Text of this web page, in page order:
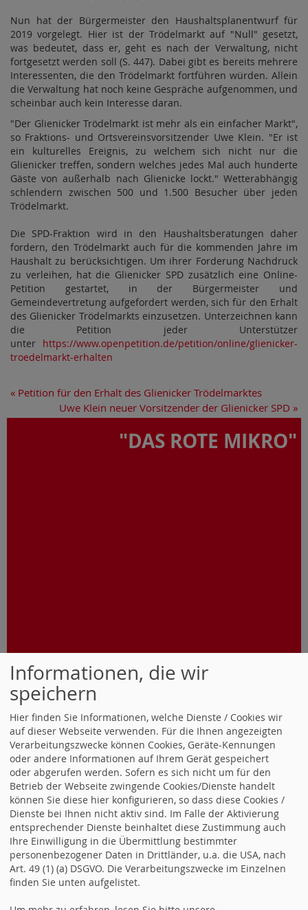
Nun hat der Bürgermeister den Haushaltsplanentwurf für
2019 vorgelegt. Hier ist der Trödelmarkt auf "Null" gesetzt,
was bedeutet, dass er, geht es nach der Verwaltung, nicht
fortgesetzt werden soll (S. 447). Dabei gibt es bereits mehrere
Interessenten, die den Trödelmarkt fortführen würden. Allein
die Verwaltung hat noch keine Gespräche aufgenommen, und
scheinbar auch kein Interesse daran.
"Der Glienicker Trödelmarkt ist mehr als ein einfacher Markt",
so Fraktions- und Ortsvereinsvorsitzender Uwe Klein. "Er ist
ein kulturelles Ereignis, zu welchem sich nicht nur die
Glienicker treffen, sondern welches jedes Mal auch hunderte
Gäste von außerhalb nach Glienicke lockt." Wetterabhängig
schlendern zwischen 500 und 1.500 Besucher über jeden
Trödelmarkt.
Die SPD-Fraktion wird in den Haushaltsberatungen daher
fordern, den Trödelmarkt auch für die kommenden Jahre im
Haushalt zu berücksichtigen. Um ihrer Forderung Nachdruck
zu verleihen, hat die Glienicker SPD zusätzlich eine Online-
Petition gestartet, in der Bürgermeister und
Gemeindevertretung aufgefordert werden, sich für den Erhalt
des Glienicker Trödelmarkts einzusetzen. Unterzeichnen kann
die Petition jeder Unterstützer
unter https://www.openpetition.de/petition/online/glienicker-
troedelmarkt-erhalten
« Petition für den Erhalt des Glienicker Trödelmarktes
Uwe Klein neuer Vorsitzender der Glienicker SPD »
"DAS ROTE MIKRO"
Weitere Folgen
FOLGEN SIE UNS AUCH IN
Informationen, die wir
speichern
Hier finden Sie Informationen, welche Dienste / Cookies wir
auf dieser Webseite verwenden. Für die Ihnen angezeigten
Verarbeitungszwecke können Cookies, Geräte-Kennungen
oder andere Informationen auf Ihrem Gerät gespeichert
oder abgerufen werden. Sofern es sich nicht um für den
Betrieb der Webseite zwingende Cookies/Dienste handelt
können Sie diese hier konfigurieren, so dass diese Cookies /
Dienste bei Ihnen nicht aktiv sind. Im Falle der Aktivierung
entsprechender Dienste beinhaltet diese Zustimmung auch
Ihre Einwilligung in die Übermittlung bestimmter
personenbezogener Daten in Drittländer, u.a. die USA, nach
Art. 49 (1) (a) DSGVO. Die Verarbeitungszwecke im Einzelnen
finden Sie unten aufgelistet.